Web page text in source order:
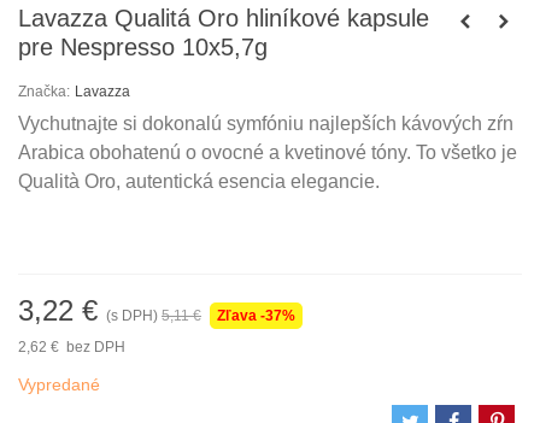
Lavazza Qualitá Oro hliníkové kapsule
pre Nespresso 10x5,7g
Značka: Lavazza
Vychutnajte si dokonalú symfóniu najlepších kávových zŕn
Arabica obohatenú o ovocné a kvetinové tóny. To všetko je
Qualità Oro, autentická esencia elegancie.
3,22 € (s DPH) 5,11 € Zľava -37%
2,62 € bez DPH
Vypredané